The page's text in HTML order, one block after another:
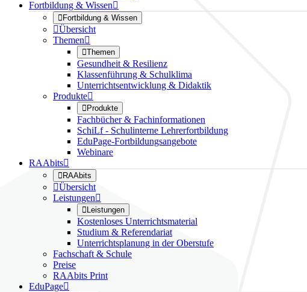
Fortbildung & Wissen
Fortbildung & Wissen
Übersicht
Themen
Themen
Gesundheit & Resilienz
Klassenführung & Schulklima
Unterrichtsentwicklung & Didaktik
Produkte
Produkte
Fachbücher & Fachinformationen
SchiLf - Schulinterne Lehrerfortbildung
EduPage-Fortbildungsangebote
Webinare
RAAbits
RAAbits
Übersicht
Leistungen
Leistungen
Kostenloses Unterrichtsmaterial
Studium & Referendariat
Unterrichtsplanung in der Oberstufe
Fachschaft & Schule
Preise
RAAbits Print
EduPage